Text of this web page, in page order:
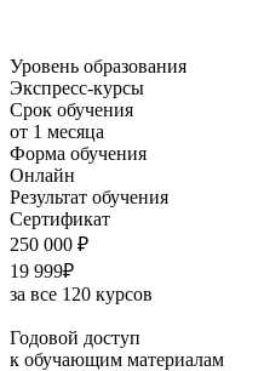
Уровень образования
Экспресс-курсы
Срок обучения
от 1 месяца
Форма обучения
Онлайн
Результат обучения
Сертификат
250 000 ₽
19 999₽
за все 120 курсов
Годовой доступ
к обучающим материалам